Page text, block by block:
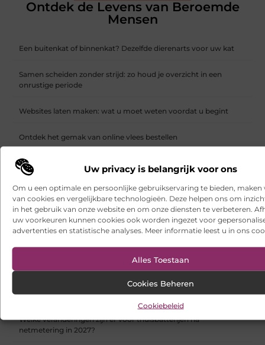
Uw privacy is belangrijk voor ons
Om u een optimale en persoonlijke gebruikservaring te bieden, maken
van cookies en vergelijkbare technologieën. Deze helpen ons om
in het gebruik van onze website en om onze diensten te verbeteren.
uw voorkeuren kunnen cookies ook worden ingezet voor
advertenties en statistische analyses. Meer informatie leest u in ons
Alles Toestaan
Cookies Beheren
Cookiebeleid
Ontdek de Levens van Beroemde
Mensen
Een buitenkat of binnenkat? Dezelfde dierenarts voor uw kat
Samen scheiden zonder strijd: zo houd je overzicht in een
onrustige periode
Websites laten maken: wat u moet weten voordat u begint
Ontdek het gemak van online vlees bestellen
Wielen kopen voor een soepel functionerende fotostudio
Uw kelder verbouwen met een duurzame gietvloer in Brabant
Een interieurmetamorfose met een vloerspecialist in Alkmaar
Opnieuw beginnen op een datingsite in België na een scheiding
Welke veranderingen zijn er voor thuisbatterijen na
netmetering in 2027?